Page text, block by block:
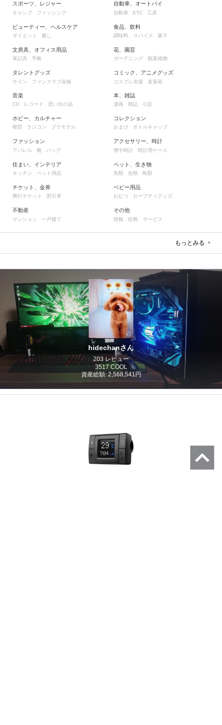
スポーツ、レジャー
キャンプ フィッシング
ビューティー、ヘルスケア
ダイエット 癒し
文房具、オフィス用品
筆記具 手帳
タレントグッズ
サイン ファンクラブ会報
自動車、オートバイ
自動車 ETC 工具
食品、飲料
調味料、スパイス 菓子
花、園芸
ガーデニング 観葉植物
コミック、アニメグッズ
コスプレ衣装 直筆画
音楽
CD レコード 思い出の品
ホビー、カルチャー
模型 ラジコン プラモデル
ファッション
アパレル 靴 バッグ
住まい、インテリア
キッチン ペット用品
チケット、金券
興行チケット 割引券
不動産
マンション 一戸建て
本、雑誌
漫画 雑誌 小説
コレクション
おまけ ボトルキャップ
アクセサリー、時計
懐中時計 時計用ケース
ペット、生き物
魚類 虫類 鳥類
ベビー用品
おむつ セーフティグッズ
その他
情報 役務、サービス
もっとみる
hidechanさん
203 レビュー
3517 COOL
資産総額: 2,568,541円